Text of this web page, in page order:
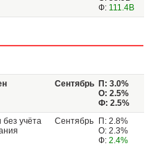
Ф: 111.4B
Сентябрь
П: 3.0%
О: 2.5%
Ф: 2.5%
без учёта
Сентябрь
П: 2.8%
О: 2.3%
Ф: 2.4%